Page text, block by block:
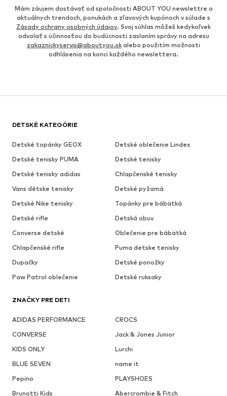
Mám záujem dostávať od spoločnosti ABOUT YOU newslettre o
aktuálnych trendoch, ponukách a zľavových kupónoch v súlade s
Zásady ochrany osobných údajov. Svoj súhlas môžeš kedykoľvek
odvolať s účinnosťou do budúcnosti zaslaním správy na adresu
zakaznickyservis@aboutyou.sk alebo použitím možnosti
odhlásenia na konci každého newslettera.
DETSKÉ KATEGÓRIE
Detské topánky GEOX
Detské oblečenie Lindex
Detské tenisky PUMA
Detské tenisky
Detské tenisky adidas
Chlapčenské tenisky
Vans détske tenisky
Detské pyžamá
Detské Nike tenisky
Topánky pre bábätká
Detské rifle
Detská obuv
Converse detské
Oblečenie pre bábätká
Chlapčenské rifle
Puma detske tenisky
Dupačky
Detské ponožky
Paw Patrol oblečenie
Detské ruksaky
ZNAČKY PRE DETI
ADIDAS PERFORMANCE
CROCS
CONVERSE
Jack & Jones Junior
KIDS ONLY
Lurchi
BLUE SEVEN
name it
Pepino
PLAYSHOES
Brunotti Kids
Abercrombie & Fitch